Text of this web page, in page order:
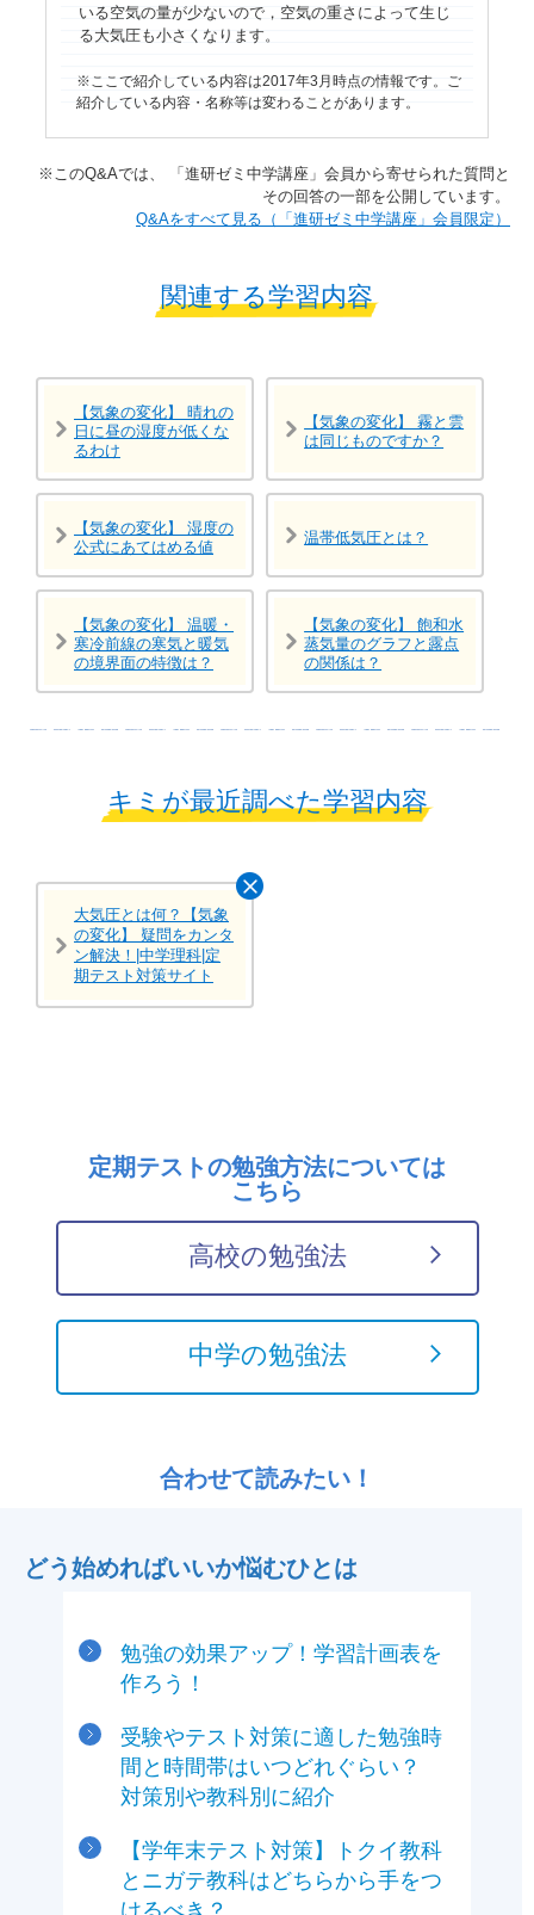
いる空気の量が少ないので，空気の重さによって生じ
る大気圧も小さくなります。
ここで紹介している内容は2017年3月時点の情報です。ご
紹介している内容・名称等は変わることがあります。
※​このQ&Aでは、​ 「進研ゼミ中学講座」​会員から寄せられた質問と
その回答の一部を公開しています。​
​​Q&Aをすべて見る（「進研ゼミ中学講座」会員限定）
関連する学習内容
【気象の変化】 晴れの
日に昼の湿度が低くな
るわけ
【気象の変化】 霧と雲
は同じものですか？
【気象の変化】 湿度の
公式にあてはめる値
温帯低気圧とは？
【気象の変化】 温暖・
寒冷前線の寒気と暖気
の境界面の特徴は？
【気象の変化】 飽和水
蒸気量のグラフと露点
の関係は？
キミが最近調べた学習内容
大気圧とは何？【気象
の変化】 疑問をカンタ
ン解決！|中学理科|定
期テスト対策サイト
定期テストの勉強方法については
こちら
高校の勉強法
中学の勉強法
合わせて読みたい！
どう始めればいいか悩むひとは
勉強の効果アップ！学習計画表を
作ろう！
受験やテスト対策に適した勉強時
間と時間帯はいつどれぐらい？
対策別や教科別に紹介
【学年末テスト対策】トクイ教科
とニガテ教科はどちらから手をつ
けるべき？